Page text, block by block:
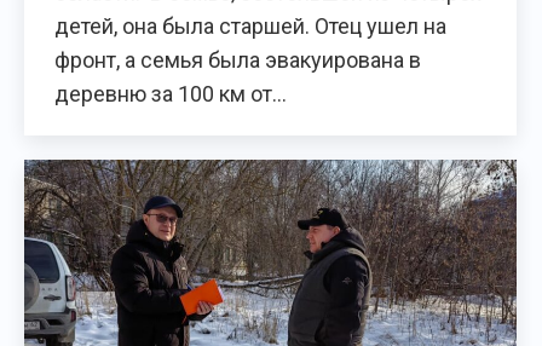
детей, она была старшей. Отец ушел на
фронт, а семья была эвакуирована в
деревню за 100 км от…